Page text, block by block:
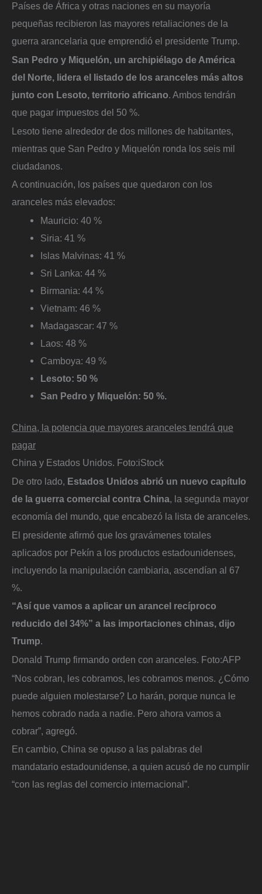
Países de África y otras naciones en su mayoría
pequeñas recibieron las mayores retaliaciones de la
guerra arancelaria que emprendió el presidente Trump.
San Pedro y Miquelón, un archipiélago de América
del Norte, lidera el listado de los aranceles más altos
junto con Lesoto, territorio africano. Ambos tendrán
que pagar impuestos del 50 %.
Lesoto tiene alrededor de dos millones de habitantes,
mientras que San Pedro y Miquelón ronda los seis mil
ciudadanos.
A continuación, los países que quedaron con los
aranceles más elevados:
Mauricio: 40 %
Siria: 41 %
Islas Malvinas: 41 %
Sri Lanka: 44 %
Birmania: 44 %
Vietnam: 46 %
Madagascar: 47 %
Laos: 48 %
Camboya: 49 %
Lesoto: 50 %
San Pedro y Miquelón: 50 %.
China, la potencia que mayores aranceles tendrá que
pagar
China y Estados Unidos. Foto:iStock
De otro lado, Estados Unidos abrió un nuevo capítulo
de la guerra comercial contra China, la segunda mayor
economía del mundo, que encabezó la lista de aranceles.
El presidente afirmó que los gravámenes totales
aplicados por Pekín a los productos estadounidenses,
incluyendo la manipulación cambiaria, ascendían al 67
%.
“Así que vamos a aplicar un arancel recíproco
reducido del 34%” a las importaciones chinas, dijo
Trump.
Donald Trump firmando orden con aranceles. Foto:AFP
“Nos cobran, les cobramos, les cobramos menos. ¿Cómo
puede alguien molestarse? Lo harán, porque nunca le
hemos cobrado nada a nadie. Pero ahora vamos a
cobrar”, agregó.
En cambio, China se opuso a las palabras del
mandatario estadounidense, a quien acusó de no cumplir
“con las reglas del comercio internacional”.